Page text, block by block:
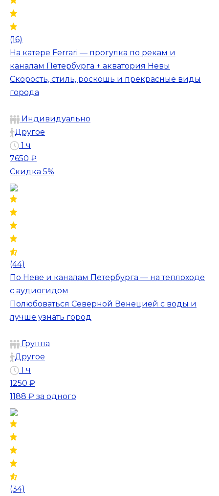
(16)
На катере Ferrari — прогулка по рекам и
каналам Петербурга + акватория Невы
Скорость, стиль, роскошь и прекрасные виды
города
Индивидуально
Другое
1 ч
7650 ₽
Скидка 5%
(44)
По Неве и каналам Петербурга — на теплоходе
с аудиогидом
Полюбоваться Северной Венецией с воды и
лучше узнать город
Группа
Другое
1 ч
1250 ₽
1188 ₽ за одного
(34)